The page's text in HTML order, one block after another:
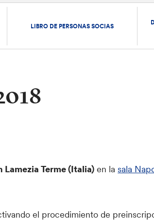
LIBRO DE PERSONAS SOCIAS
Lamezia Terme (Italia) en lasala
el procedimiento de